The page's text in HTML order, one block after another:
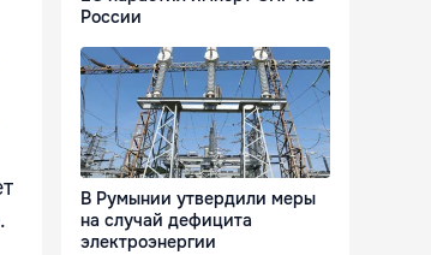
России
В Румынии утвердили меры
на случай дефицита
электроэнергии